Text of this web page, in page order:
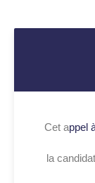
Cet appel
la